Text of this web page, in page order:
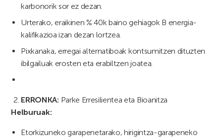
karbonorik sor ez dezan.
Urterako, eraikinen % 40k baino gehiagok B energia-
kalifikazioa izan dezan lortzea.
Pixkanaka, erregai alternatiboak kontsumitzen dituzten
ibilgailuak erosten eta erabiltzen joatea.
ERRONKA: Parke Erresilientea eta Bioanitza
Helburuak:
Etorkizuneko garapenetarako, hirigintza-garapeneko